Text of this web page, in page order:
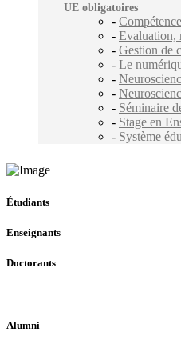
UE obligatoires
-
- Evaluation,
- Gestion de
- Le
-
-
- Séminaire
- Stage en
- Système
Étudiants
Enseignants
Doctorants
+
Alumni